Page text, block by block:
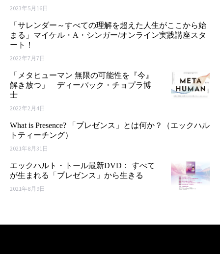
2023年5月16日
「サレンダー～すべての理解を超えた人生がここから始
まる」マイケル・A・シンガー/オンライン実践講座スタ
ート！
2022年7月7日
「メタヒューマン 無限の可能性を『今』
解き放つ」 ディーパック・チョプラ博
士
2022年2月4日
What is Presence? 「プレゼンス」とは何か？（エックハル
トティーチング）
2021年8月31日
エックハルト・トール最新DVD： すべて
が生まれる「プレゼンス」から生きる
2021年8月9日